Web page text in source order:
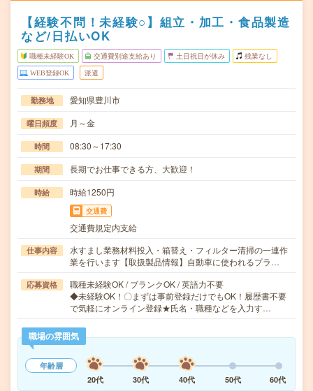
【経験不問！未経験○】組立・加工・食品製造
など/日払いOK
職種未経験OK 交通費別途支給あり 土日祝日が休み 残業なし
WEB登録OK 派遣
勤務地 愛知県豊川市
曜日頻度 月～金
時間 08:30～17:30
期間 長期でお仕事できる方、大歓迎！
時給 時給1250円
交通費
交通費規定内支給
仕事内容
水すまし業務材料投入・箱替え・フィルター清掃の一連作
業を行います【取扱製品情報】自動車に使われるプラ…
応募資格
職種未経験OK / ブランクOK / 英語力不要
◆未経験OK！〇まずは事前登録だけでもOK！履歴書不要
で気軽にオンライン登録★氏名・職種などを入力す…
職場の雰囲気
年齢層
20代
30代 40代 50代 60代